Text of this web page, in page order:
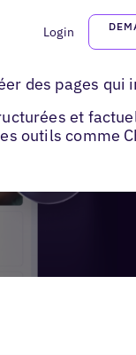
Login
locale
des pages
et
outils comme